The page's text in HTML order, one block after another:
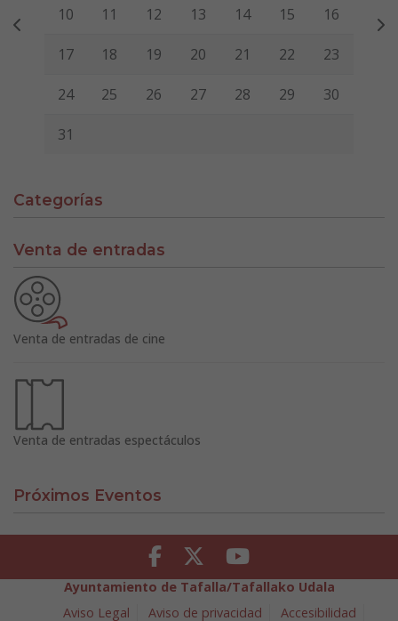
10 11 12 13 14 15 16
17 18 19 20 21 22 23
24 25 26 27 28 29 30
31
Categorías
Venta de entradas
Venta de entradas de cine
Venta de entradas espectáculos
Próximos Eventos
Facebook Twitter Youtube
Ayuntamiento de Tafalla/Tafallako Udala
Aviso Legal
Aviso de privacidad Accesibilidad